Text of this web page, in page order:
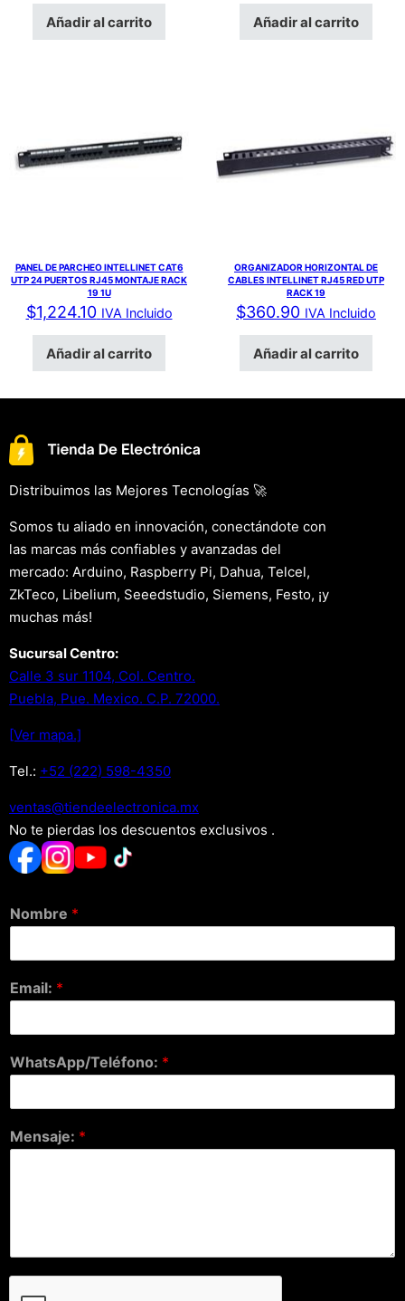
Añadir al carrito Añadir al carrito
PANEL DE PARCHEO INTELLINET CAT6
UTP 24 PUERTOS RJ45 MONTAJE RACK
19 1U
$1,224.10 IVA Incluido
Añadir al carrito
ORGANIZADOR HORIZONTAL DE
CABLES INTELLINET RJ45 RED UTP
RACK 19
$360.90 IVA Incluido
Añadir al carrito
Distribuimos las Mejores Tecnologías 🚀
Somos tu aliado en innovación, conectándote con
las marcas más confiables y avanzadas del
mercado: Arduino, Raspberry Pi, Dahua, Telcel,
ZkTeco, Libelium, Seeedstudio, Siemens, Festo, ¡y
muchas más!
Sucursal Centro:
Calle 3 sur 1104, Col. Centro.
Puebla, Pue. Mexico. C.P. 72000.
[Ver mapa.]
Tel.: +52 (222) 598-4350
xm.acinortceleedneit@satnev
No te pierdas los descuentos exclusivos .
Nombre *
Email: *
WhatsApp/Teléfono: *
Mensaje: *